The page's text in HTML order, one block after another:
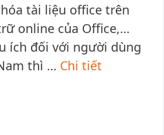
tài liệu office trên
online của Office,…
ích đối với người dùng
thì … Chi tiết